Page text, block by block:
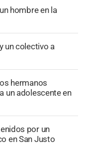
hombre en la
un colectivo a
hermanos
un adolescente en
por un
en San Justo